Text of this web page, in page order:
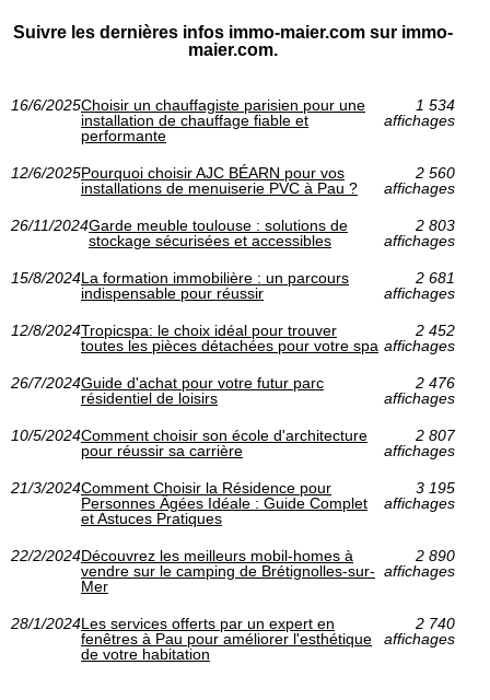
Suivre les dernières infos immo-maier.com sur immo-
maier.com.
16/6/2025Choisir un chauffagiste parisien pour une
installation de chauffage fiable et
performante
1 534
affichages
12/6/2025Pourquoi choisir AJC BÉARN pour vos
installations de menuiserie PVC à Pau ?
2 560
affichages
26/11/2024Garde meuble toulouse : solutions de
stockage sécurisées et accessibles
2 803
affichages
15/8/2024La formation immobilière : un parcours
indispensable pour réussir
2 681
affichages
12/8/2024Tropicspa: le choix idéal pour trouver
toutes les pièces détachées pour votre spa
2 452
affichages
26/7/2024Guide d'achat pour votre futur parc
résidentiel de loisirs
2 476
affichages
10/5/2024Comment choisir son école d'architecture
pour réussir sa carrière
2 807
affichages
21/3/2024Comment Choisir la Résidence pour
Personnes Âgées Idéale : Guide Complet
et Astuces Pratiques
3 195
affichages
22/2/2024Découvrez les meilleurs mobil-homes à
vendre sur le camping de Brétignolles-sur-
Mer
2 890
affichages
28/1/2024Les services offerts par un expert en
fenêtres à Pau pour améliorer l'esthétique
de votre habitation
2 740
affichages